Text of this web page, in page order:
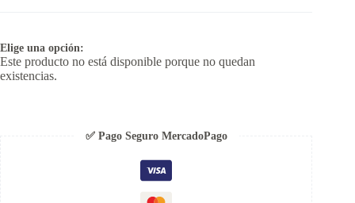
Elige una opción:
Este producto no está disponible porque no quedan
existencias.
✅ Pago Seguro MercadoPago